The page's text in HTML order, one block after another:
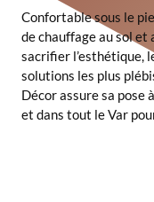
Confortable sous le
de chauffage au sol et
sacrifier l’esthétique,
solutions les plus
Décor assure sa pose
et dans tout le Var